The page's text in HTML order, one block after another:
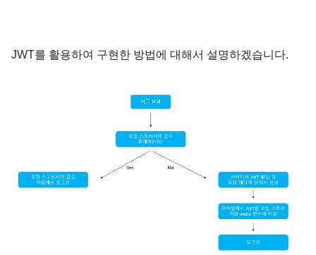
JWT를 활용하여 구현한 방법에 대해서 설명하겠습니다.